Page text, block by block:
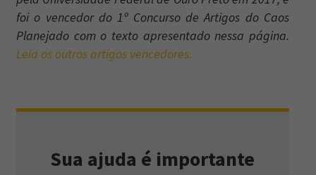
foi o vencedor do 1º Concurso de Artigos do Caos
Planejado com o texto apresentado nessa página.
Leia os outros artigos vencedores.
Sua ajuda é importante